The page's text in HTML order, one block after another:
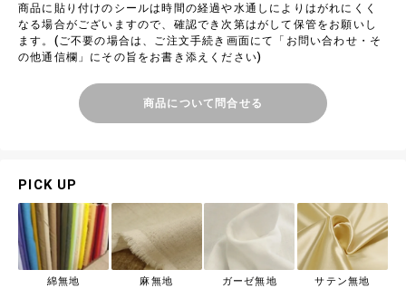
商品に貼り付けのシールは時間の経過や水通しによりはがれにくく
なる場合がございますので、確認でき次第はがして保管をお願いし
ます。(ご不要の場合は、ご注文手続き画面にて「お問い合わせ・そ
の他通信欄」にその旨をお書き添えください)
商品について問合せる
PICK UP
綿無地 麻無地 ガーゼ無地 サテン無地